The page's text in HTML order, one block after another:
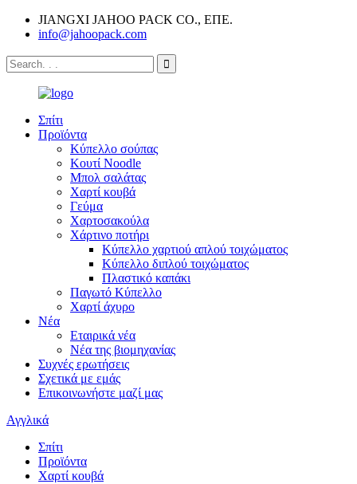
JIANGXI JAHOO PACK CO., ΕΠΕ.
info@jahoopack.com
Σπίτι
Προϊόντα
Κύπελλο σούπας
Κουτί Noodle
Μπολ σαλάτας
Χαρτί κουβά
Γεύμα
Χαρτοσακούλα
Χάρτινο ποτήρι
Κύπελλο χαρτιού απλού τοιχώματος
Κύπελλο διπλού τοιχώματος
Πλαστικό καπάκι
Παγωτό Κύπελλο
Χαρτί άχυρο
Νέα
Εταιρικά νέα
Νέα της βιομηχανίας
Συχνές ερωτήσεις
Σχετικά με εμάς
Επικοινωνήστε μαζί μας
Αγγλικά
Σπίτι
Προϊόντα
Χαρτί κουβά